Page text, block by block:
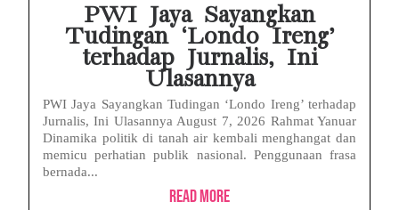
PWI Jaya Sayangkan
Tudingan ‘Londo Ireng’
terhadap Jurnalis, Ini
Ulasannya
PWI Jaya Sayangkan Tudingan ‘Londo Ireng’ terhadap
Jurnalis, Ini Ulasannya August 7, 2026 Rahmat Yanuar
Dinamika politik di tanah air kembali menghangat dan
memicu perhatian publik nasional. Penggunaan frasa
bernada...
Read More